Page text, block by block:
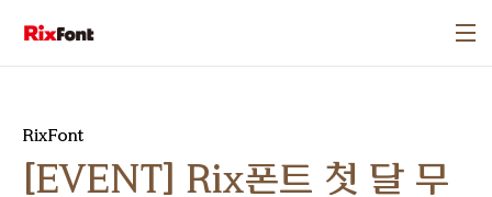
RixFont
[EVENT] Rix폰트 첫 달 무